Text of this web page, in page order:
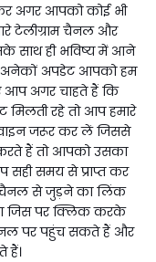
अगर आपको कोई भी
टेलीग्राम चैनल और
साथ ही भविष्य में आने
अनेकों अपडेट आपको हम
अगर चाहते हैं कि
रहे तो आप हमारे
जरूर कर लें जिससे
हैं तो आपको उसका
समय से प्राप्त कर
चैनल से जुड़ने का लिंक
जिस पर क्लिक करके
पर पहुंच सकते हैं और
हैं।